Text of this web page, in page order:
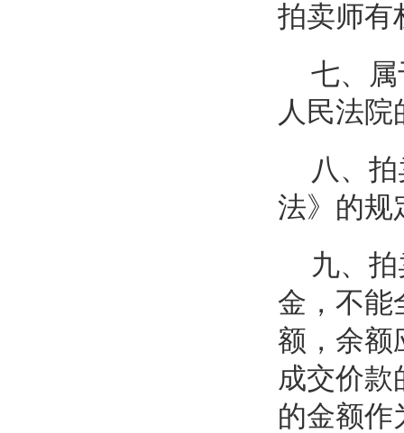
拍卖师有
七、
人民法
八、
法》的规
九、
金，不能
额，余额
成交价款
的金额作